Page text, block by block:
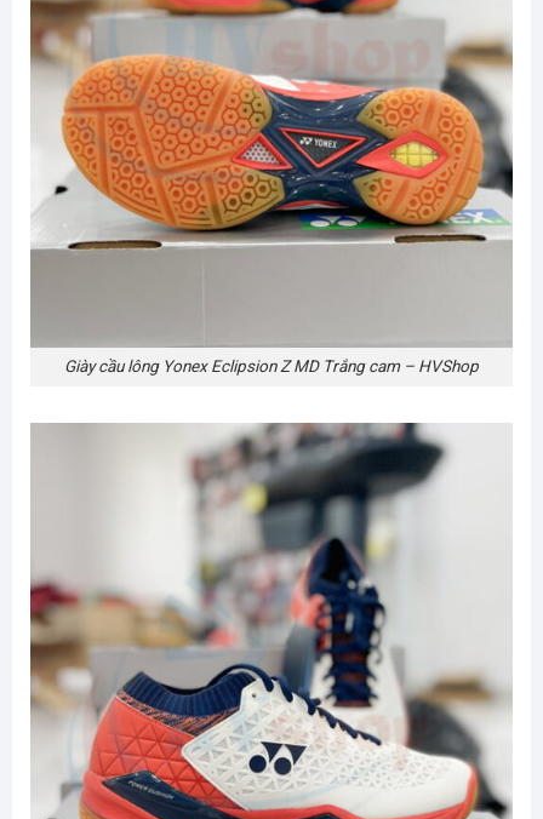
Giày cầu lông Yonex Eclipsion Z MD Trắng cam – HVShop